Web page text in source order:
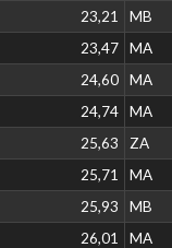
23,21 MB
23,47 MA
24,60 MA
24,74 MA
25,63 ZA
25,71 MA
25,93 MB
26,01 MA